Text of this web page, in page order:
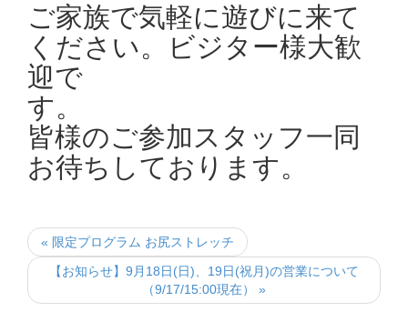
ご家族で気軽に遊びに来て
ください。ビジター様大歓
迎で
皆様のご参加スタッフ一同
お待ちしております。
« 限定プログラム お尻ストレッチ
【お知らせ】9月18日(日)、19日(祝月)の営業について
（9/17/15:00現在） »